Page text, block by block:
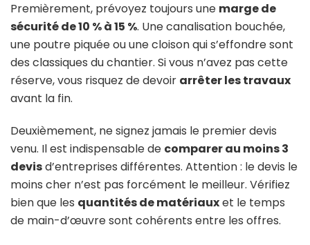
Premièrement, prévoyez toujours une marge de
sécurité de 10 % à 15 %. Une canalisation bouchée,
une poutre piquée ou une cloison qui s’effondre sont
des classiques du chantier. Si vous n’avez pas cette
réserve, vous risquez de devoir arrêter les travaux
avant la fin.
Deuxièmement, ne signez jamais le premier devis
venu. Il est indispensable de comparer au moins 3
devisd’entreprises différentes. Attention : le devis le
moins cher n’est pas forcément le meilleur. Vérifiez
bien que les quantités de matériauxet le temps
de main-d’œuvre sont cohérents entre les offres.